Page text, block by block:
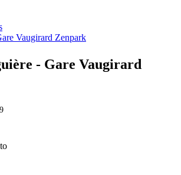
Vaugirard Zenpark
- Gare Vaugirard